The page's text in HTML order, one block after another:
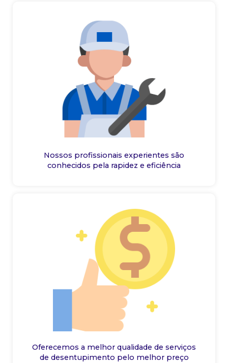
Nossos profissionais experientes são
conhecidos pela rapidez e eficiência
Oferecemos a melhor qualidade de serviços
de desentupimento pelo melhor preço